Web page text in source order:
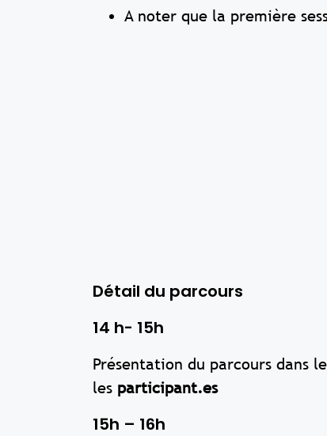
A noter que la première
Détail du parcours
14 h- 15h
Présentation du parcours dans
les participant.es
15h – 16h